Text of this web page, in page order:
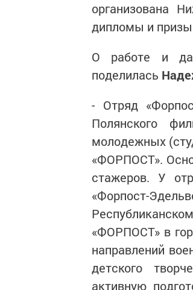
организована
дипломы и
О работе и
поделилась
- Отряд
Полянского
молодежных
«ФОРПОСТ».
стажеров. У
«Форпост-
«ФОРПОСТ» в
направлений
детского
активную